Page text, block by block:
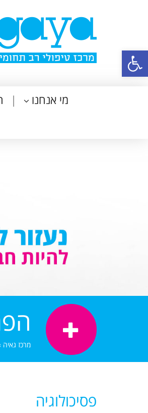
פתח סרגל נגישות
מי אנחנו
מרכז גאיה
פסיכולוגיה